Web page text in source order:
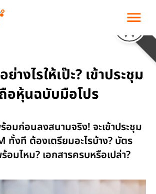
menu
างไรให้เป๊ะ? เข้าประชุม
อหุ้นฉบับมือโปร
อมก่อนลงสนามจริง! จะเข้าประชุม
ทั้งที ต้องเตรียมอะไรบ้าง? บัตร
อมไหม? เอกสารครบหรือเปล่า?